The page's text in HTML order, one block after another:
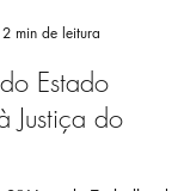
2 min de leitura
Estado
Justiça do